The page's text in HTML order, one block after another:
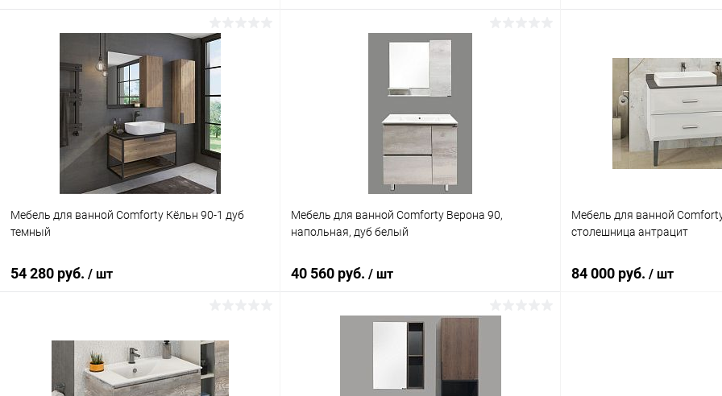
Подписаться
Купить в 1 клик Сравнение
В избранное Недоступно
В корзину
Под заказ
Купить в 1 клик
В избранное
Мебель для ванной Comforty Кёльн 90-1 дуб
темный
54 280 руб. / шт
Подписаться
Купить в 1 клик Сравнение
Мебель для ванной Comforty Верона 90,
напольная, дуб белый
40 560 руб. / шт
Подписаться
Сравнение
Мебель для ванной
столешница антрацит
84 000 руб. / шт